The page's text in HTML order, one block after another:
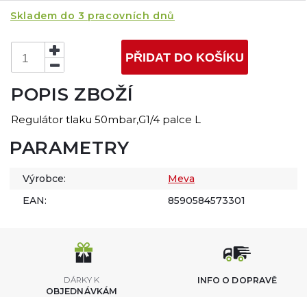
Skladem do 3 pracovních dnů
PŘIDAT DO KOŠÍKU
POPIS ZBOŽÍ
Regulátor tlaku 50mbar,G1/4 palce L
PARAMETRY
Výrobce:
Meva
EAN:
8590584573301
DÁRKY K
OBJEDNÁVKÁM
INFO O DOPRAVĚ